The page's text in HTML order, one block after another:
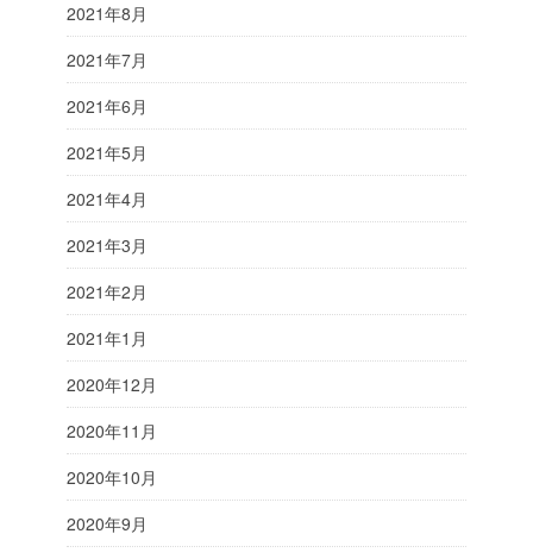
2021年8月
2021年7月
2021年6月
2021年5月
2021年4月
2021年3月
2021年2月
2021年1月
2020年12月
2020年11月
2020年10月
2020年9月